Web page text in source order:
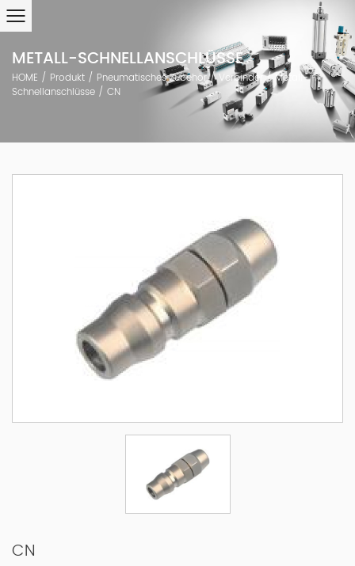
METALL-SCHNELLANSCHLÜSSE
HOME / Produkt / Pneumatisches Zubehör/Verbinder/Metall-
Schnellanschlüsse / CN
CN